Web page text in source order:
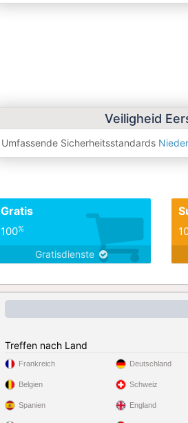
Veiligheid
Umfassende Sicherheitsstandards
Gratis
100%
Gratisdienste
Treffen nach Land
Frankreich
Belgien
Spanien
Deutschland
Schweiz
England